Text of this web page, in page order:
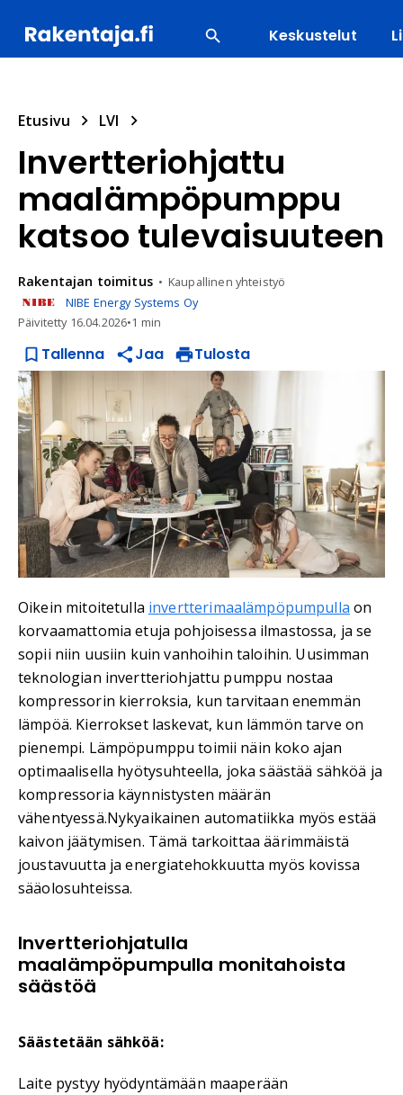
Keskustelut
Etusivu LVI
Invertteriohjattu
maalämpöpumppu
katsoo tulevaisuuteen
Rakentajan toimitus
Kaupallinen yhteistyö
NIBE Energy Systems Oy
Päivitetty 16.04.2026•1 min
Tallenna Jaa Tulosta
Oikein mitoitetulla invertterimaalämpöpumpulla on
korvaamattomia etuja pohjoisessa ilmastossa, ja se
sopii niin uusiin kuin vanhoihin taloihin. Uusimman
teknologian invertteriohjattu pumppu nostaa
kompressorin kierroksia, kun tarvitaan enemmän
lämpöä. Kierrokset laskevat, kun lämmön tarve on
pienempi. Lämpöpumppu toimii näin koko ajan
optimaalisella hyötysuhteella, joka säästää sähköä ja
kompressoria käynnistysten määrän
vähentyessä.Nykyaikainen automatiikka myös estää
kaivon jäätymisen. Tämä tarkoittaa äärimmäistä
joustavuutta ja energiatehokkuutta myös kovissa
sääolosuhteissa.
Invertteriohjatulla
maalämpöpumpulla monitahoista
säästöä
Säästetään sähköä:
Laite pystyy hyödyntämään maaperään